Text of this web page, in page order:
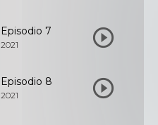
Episodio 7
2021
Episodio 8
2021